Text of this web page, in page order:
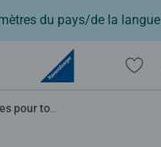
du pays/de la langue
toujours !